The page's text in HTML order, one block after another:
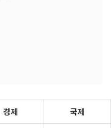
경제 국제